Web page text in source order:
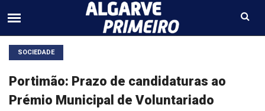
SOCIEDADE
Portimão: Prazo de candidaturas ao
Prémio Municipal de Voluntariado